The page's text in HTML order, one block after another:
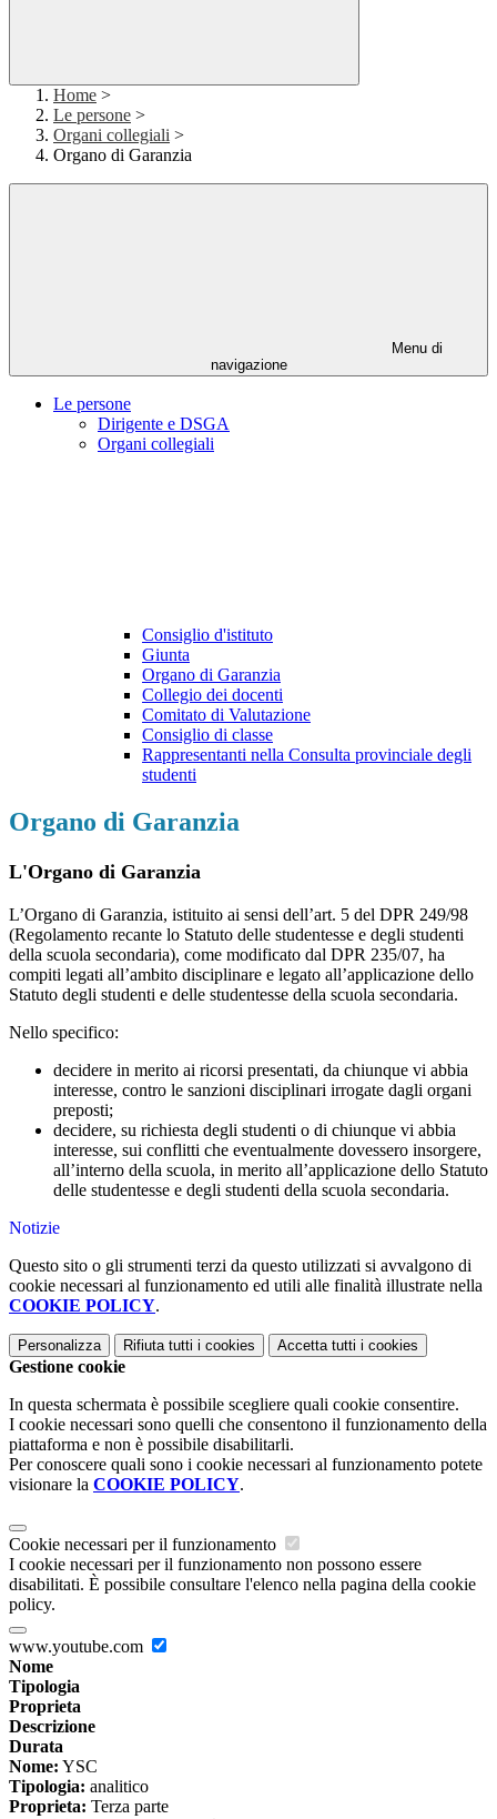
Home >
Le persone >
Organi collegiali >
Organo di Garanzia
Menu di
navigazione
Le persone
Dirigente e DSGA
Organi collegiali
Consiglio d'istituto
Giunta
Organo di Garanzia
Collegio dei docenti
Comitato di Valutazione
Consiglio di classe
Rappresentanti nella Consulta provinciale degli
studenti
Organo di Garanzia
L'Organo di Garanzia
L’Organo di Garanzia, istituito ai sensi dell’art. 5 del DPR 249/98
(Regolamento recante lo Statuto delle studentesse e degli studenti
della scuola secondaria), come modificato dal DPR 235/07, ha
compiti legati all’ambito disciplinare e legato all’applicazione dello
Statuto degli studenti e delle studentesse della scuola secondaria.
Nello specifico:
decidere in merito ai ricorsi presentati, da chiunque vi abbia
interesse, contro le sanzioni disciplinari irrogate dagli organi
preposti;
decidere, su richiesta degli studenti o di chiunque vi abbia
interesse, sui conflitti che eventualmente dovessero insorgere,
all’interno della scuola, in merito all’applicazione dello Statuto
delle studentesse e degli studenti della scuola secondaria.
Notizie
Questo sito o gli strumenti terzi da questo utilizzati si avvalgono di
cookie necessari al funzionamento ed utili alle finalità illustrate nella
COOKIE POLICY.
Personalizza Rifiuta tutti i cookies Accetta tutti i cookies
Gestione cookie
In questa schermata è possibile scegliere quali cookie consentire.
I cookie necessari sono quelli che consentono il funzionamento della
piattaforma e non è possibile disabilitarli.
Per conoscere quali sono i cookie necessari al funzionamento potete
visionare la COOKIE POLICY.
Cookie necessari per il funzionamento
I cookie necessari per il funzionamento non possono essere
disabilitati. È possibile consultare l'elenco nella pagina della cookie
policy.
www.youtube.com
Nome
Tipologia
Proprieta
Descrizione
Durata
Nome: YSC
Tipologia: analitico
Proprieta: Terza parte